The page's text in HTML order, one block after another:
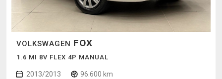
VOLKSWAGEN FOX
1.6 MI 8V FLEX 4P MANUAL
2013/2013 96.600 km